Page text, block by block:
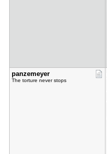
panzemeyer
The torture never stops